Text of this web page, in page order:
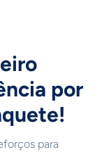
por
para